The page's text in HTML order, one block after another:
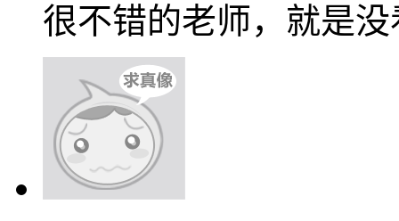
很不错的老师，就是